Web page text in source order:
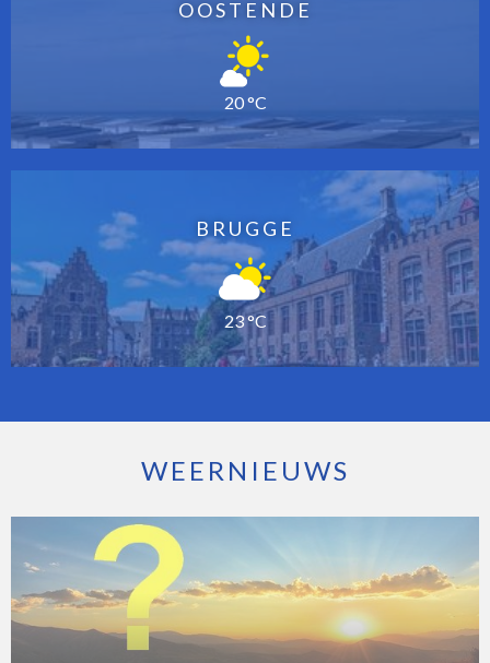
OOSTENDE
20 °C
BRUGGE
23 °C
WEERNIEUWS